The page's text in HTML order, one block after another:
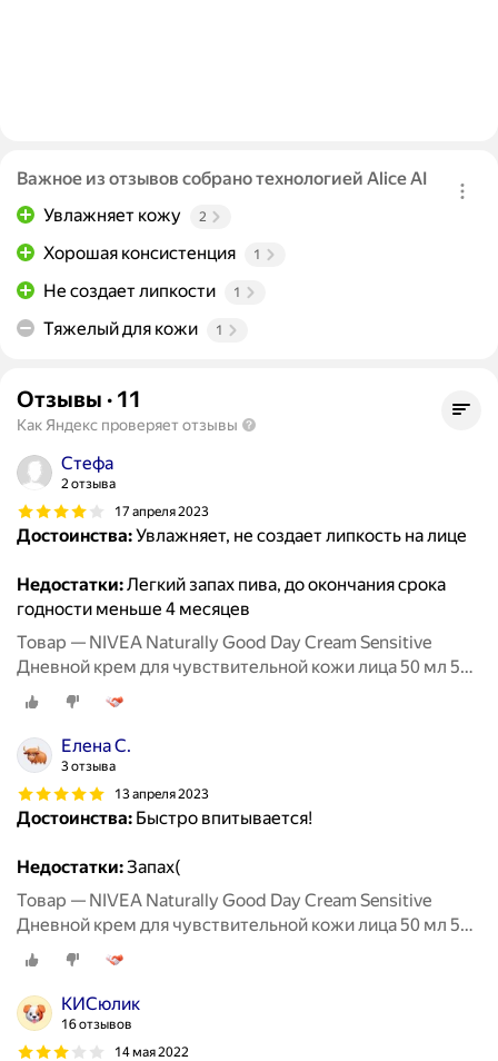
Важное из отзывов собрано технологией Alice AI
Увлажняет кожу
2
Хорошая консистенция 1
Не создает липкости 1
Тяжелый для кожи 1
Отзывы · 11
Как Яндекс проверяет отзывы
Стефа
2 отзыва
17 апреля 2023
Достоинства:Увлажняет, не создает липкость на лице
Недостатки:Легкий запах пива, до окончания срока
годности меньше 4 месяцев
Товар — NIVEA Naturally Good Day Cream Sensitive
Дневной крем для чувствительной кожи лица 50 мл 50 г
стеклянная банка
Елена С.
3 отзыва
13 апреля 2023
Достоинства: Быстро впитывается!
Недостатки:Запах(
Товар — NIVEA Naturally Good Day Cream Sensitive
Дневной крем для чувствительной кожи лица 50 мл 50 г
стеклянная банка
КИСюлик
16 отзывов
14 мая 2022